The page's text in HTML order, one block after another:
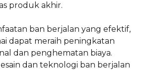
produk akhir.
ban berjalan yang efektif,
dapat meraih peningkatan
dan penghematan biaya.
dan teknologi ban berjalan